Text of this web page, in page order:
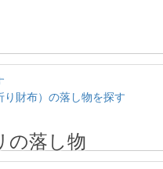
財布）の落し物を探す
の落し物